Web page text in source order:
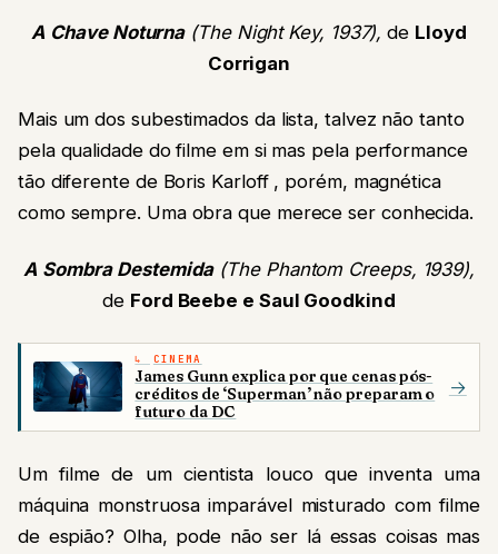
A Chave Noturna(The Night Key, 1937),de Lloyd
Corrigan
Mais um dos subestimados da lista, talvez não tanto
pela qualidade do filme em si mas pela performance
tão diferente de Boris Karloff , porém, magnética
como sempre. Uma obra que merece ser conhecida.
A Sombra Destemida(The Phantom Creeps, 1939),
de Ford Beebe e Saul Goodkind
CINEMA
James Gunn explica por que cenas pós-
créditos de ‘Superman’ não preparam o
futuro da DC
→
Um filme de um cientista louco que inventa uma
máquina monstruosa imparável misturado com filme
de espião? Olha, pode não ser lá essas coisas mas